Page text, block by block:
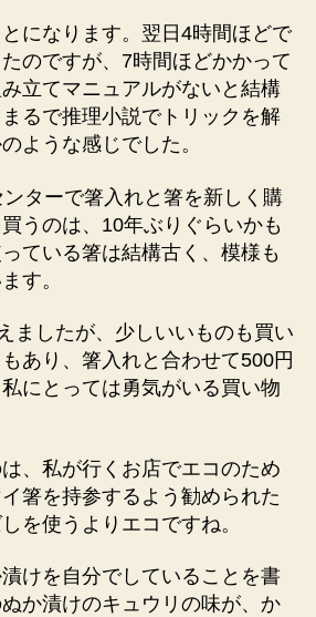
になります。翌日4時間ほどで
のですが、7時間ほどかかって
立てマニュアルがないと結構
るで推理小説でトリックを解
ような感じでした。
ターで箸入れと箸を新しく購
うのは、10年ぶりぐらいかも
ている箸は結構古く、模様も
す。
ましたが、少しいいものも買い
あり、箸入れと合わせて500円
にとっては勇気がいる買い物
、私が行くお店でエコのため
箸を持参するよう勧められた
を使うよりエコですね。
けを自分でしていることを書
か漬けのキュウリの味が、か